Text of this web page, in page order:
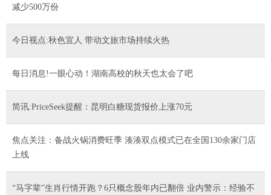
减少500万份
今日视点:秋色宜人 带动文旅市场持续火热
每日消息!一眼心动！湖南高校的秋天也太会了吧
简讯:PriceSeek提醒：昆明白糖现货报价上涨70元
焦点关注：备战火锅消费旺季 湊湊双点模式已在全国130余家门店
上线
“马字辈”生肖行情开跑？6只概念股年内已翻倍 业内警示：经验不